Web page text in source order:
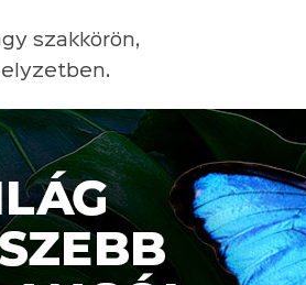
szakkörön,